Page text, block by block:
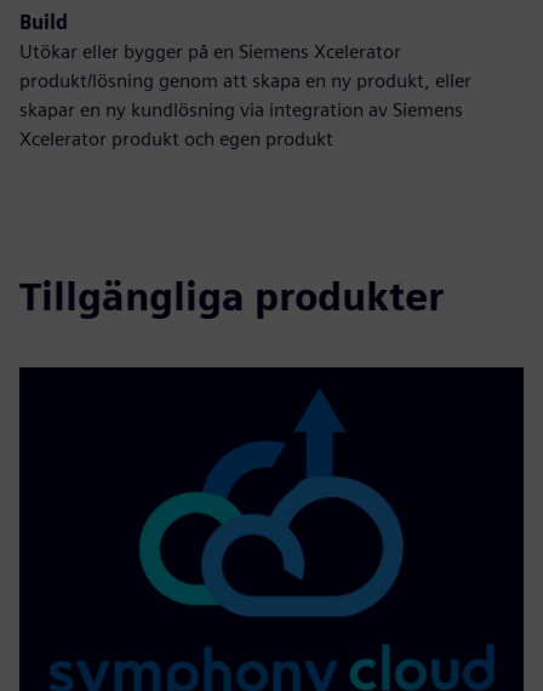
Build
Utökar eller bygger på en Siemens Xcelerator
produkt/lösning genom att skapa en ny produkt, eller
skapar en ny kundlösning via integration av Siemens
Xcelerator produkt och egen produkt
Tillgängliga produkter